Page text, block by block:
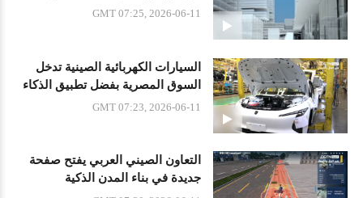
الأوسط
GMT 07:25, 2026-06-11
السيارات الكهربائية الصينية تدخل
السوق المصرية بفضل تطبيق الذكاء
الاصطناعي
GMT 07:23, 2026-06-11
التعاون الصيني العربي يفتح صفحة
جديدة في بناء المدن الذكية